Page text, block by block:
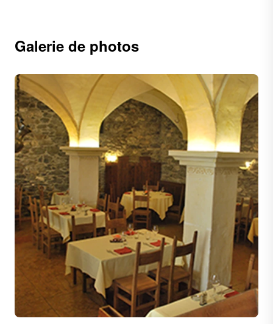
Galerie de photos